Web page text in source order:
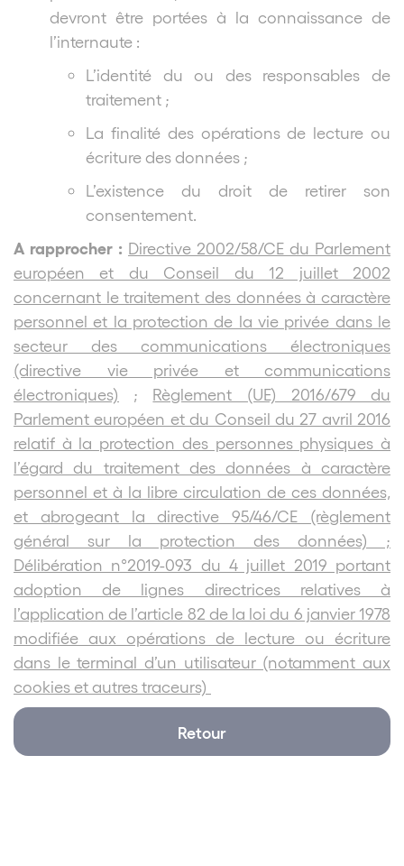
devront être portées à la connaissance de
l’internaute :
L’identité du ou des responsables de
traitement ;
La finalité des opérations de lecture ou
écriture des données ;
L’existence du droit de retirer son
consentement.
A rapprocher : Directive 2002/58/CE du Parlement
européen et du Conseil du 12 juillet 2002
concernant le traitement des données à caractère
personnel et la protection de la vie privée dans le
secteur des communications électroniques
(directive vie privée et communications
électroniques) ; Règlement (UE) 2016/679 du
Parlement européen et du Conseil du 27 avril 2016
relatif à la protection des personnes physiques à
l’égard du traitement des données à caractère
personnel et à la libre circulation de ces données,
et abrogeant la directive 95/46/CE (règlement
général sur la protection des données) ;
Délibération n°2019-093 du 4 juillet 2019 portant
adoption de lignes directrices relatives à
l’application de l’article 82 de la loi du 6 janvier 1978
modifiée aux opérations de lecture ou écriture
dans le terminal d’un utilisateur (notamment aux
cookies et autres traceurs)
Retour